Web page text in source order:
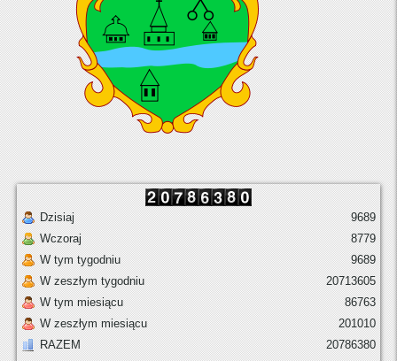
Dzisiaj
Wczoraj
W tym tygodniu
W zeszłym tygodniu
W tym miesiącu
W zeszłym miesiącu
RAZEM
9689
8779
9689
20713605
86763
201010
20786380